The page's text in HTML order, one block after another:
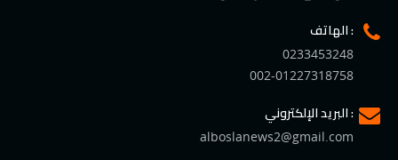
الهاتف :
0233453248
002-01227318758
البريد الإلكتروني :
alboslanews2@gmail.com